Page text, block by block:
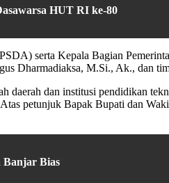
HUT RI ke-80
serta Kepala Bagian
Dharmadiaksa, M.Si., Ak., dan
dan institusi pendidikan
petunjuk Bapak Bupati dan
Banjar Bias